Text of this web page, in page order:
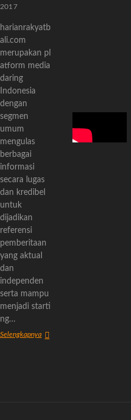
2017
harianrakyatb
ali.com
merupakan pl
atform media
daring
Indonesia
dengan
segmen
umum
mengulas
berbagai
informasi
secara lugas
dan kredibel
untuk
dijadikan
referensi
pemberitaan
yang aktual
dan
independen
serta mampu
menjadi starti
ng…
SelengkapnyaTentang